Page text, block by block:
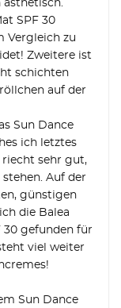
SPF 30
Vergleich zu
Zweitere ist
schichten
auf der
Sun Dance
ich letztes
riecht sehr gut,
Auf der
günstigen
die Balea
30 gefunden für
viel weiter
Sun Dance